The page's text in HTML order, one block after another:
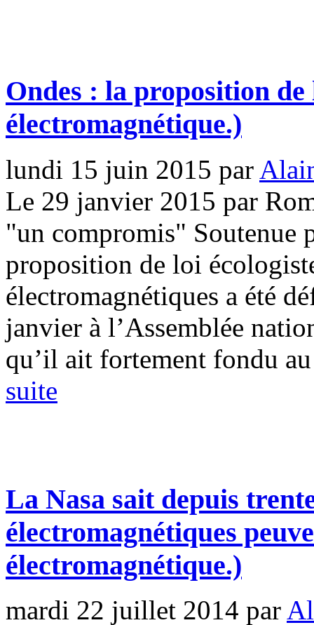
Ondes : la proposition de
électromagnétique.)
lundi 15 juin 2015 par
Le 29 janvier 2015 par
"un compromis" Soutenue
proposition de loi
électromagnétiques a été
janvier à l’Assemblée
qu’il ait fortement fondu
suite
La Nasa sait depuis
électromagnétiques
électromagnétique.)
mardi 22 juillet 2014 par